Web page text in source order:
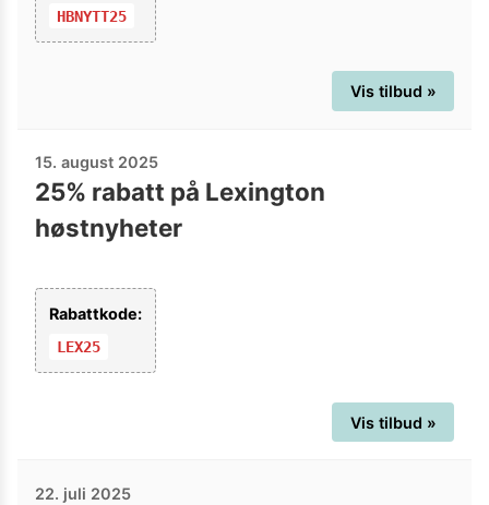
HBNYTT25
Vis tilbud »
15. august 2025
25% rabatt på Lexington
høstnyheter
Rabattkode:
LEX25
Vis tilbud »
22. juli 2025